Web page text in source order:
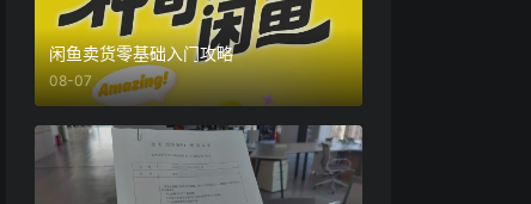
闲鱼卖货零基础入门攻略
08-07